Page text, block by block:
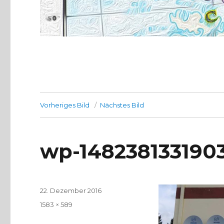
Vorheriges Bild Nächstes Bild
wp-
Veröffentlicht
22. Dezember 2016
Volle
1583 × 589